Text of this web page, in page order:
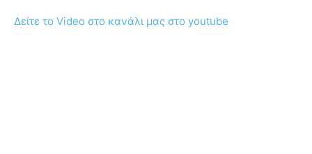
Δείτε το Video στο κανάλι μας στο youtube